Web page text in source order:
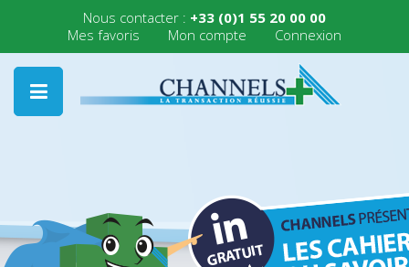
Nous contacter : +33 (0)1 55 20 00 00
Mes favoris
Mon compte Connexion